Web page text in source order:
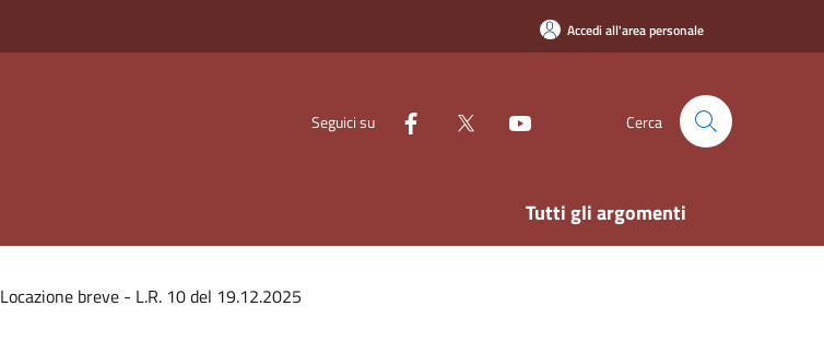
Accedi all'area personale
Seguici su Cerca
Tutti gli argomenti
Locazione breve - L.R. 10 del 19.12.2025